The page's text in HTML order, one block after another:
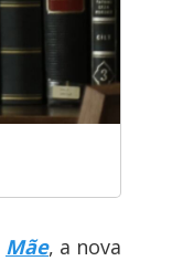
Mãe, a nova